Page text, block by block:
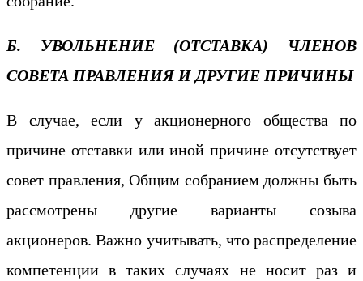
Б. УВОЛЬНЕНИЕ (ОТСТАВКА) ЧЛЕНОВ
СОВЕТА ПРАВЛЕНИЯ И ДРУГИЕ ПРИЧИНЫ
В случае, если у акционерного общества по
причине отставки или иной причине отсутствует
совет правления, Общим собранием должны быть
рассмотрены другие варианты созыва
акционеров. Важно учитывать, что распределение
компетенции в таких случаях не носит раз и